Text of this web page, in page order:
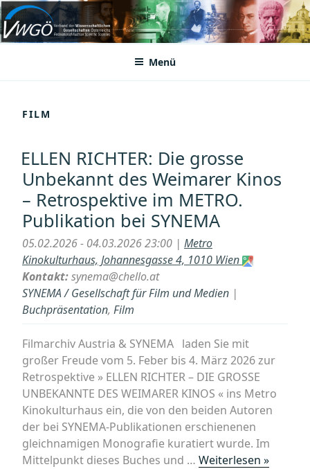
Zum
Inhalt
springenVWGÖ
Federation of Austrian Scientific Societies
Menü
FILM
ELLEN RICHTER: Die grosse
Unbekannt des Weimarer Kinos
– Retrospektive im METRO.
Publikation bei SYNEMA
05.02.2026 - 04.03.2026 23:00 | Metro
Kinokulturhaus, Johannesgasse 4, 1010 Wien
Kontakt:synema@chello.at
SYNEMA / Gesellschaft für Film und Medien |
Buchpräsentation, Film
Filmarchiv Austria & SYNEMA laden Sie mit
großer Freude vom 5. Feber bis 4. März 2026 zur
Retrospektive » ELLEN RICHTER – DIE GROSSE
UNBEKANNTE DES WEIMARER KINOS « ins Metro
Kinokulturhaus ein, die von den beiden Autoren
der bei SYNEMA-Publikationen erschienenen
gleichnamigen Monografie kuratiert wurde. Im
Mittelpunkt dieses Buches und … Weiterlesen »„ELLEN